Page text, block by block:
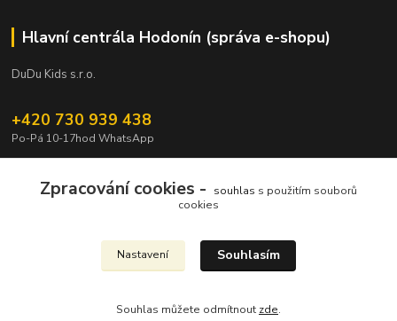
Hlavní centrála Hodonín (správa e-shopu)
DuDu Kids s.r.o.
+420 730 939 438
Po-Pá 10-17hod WhatsApp
Zpracování cookies - souhlas s použitím souborů
cookies
Nastavení Souhlasím
Souhlas můžete odmítnout zde.